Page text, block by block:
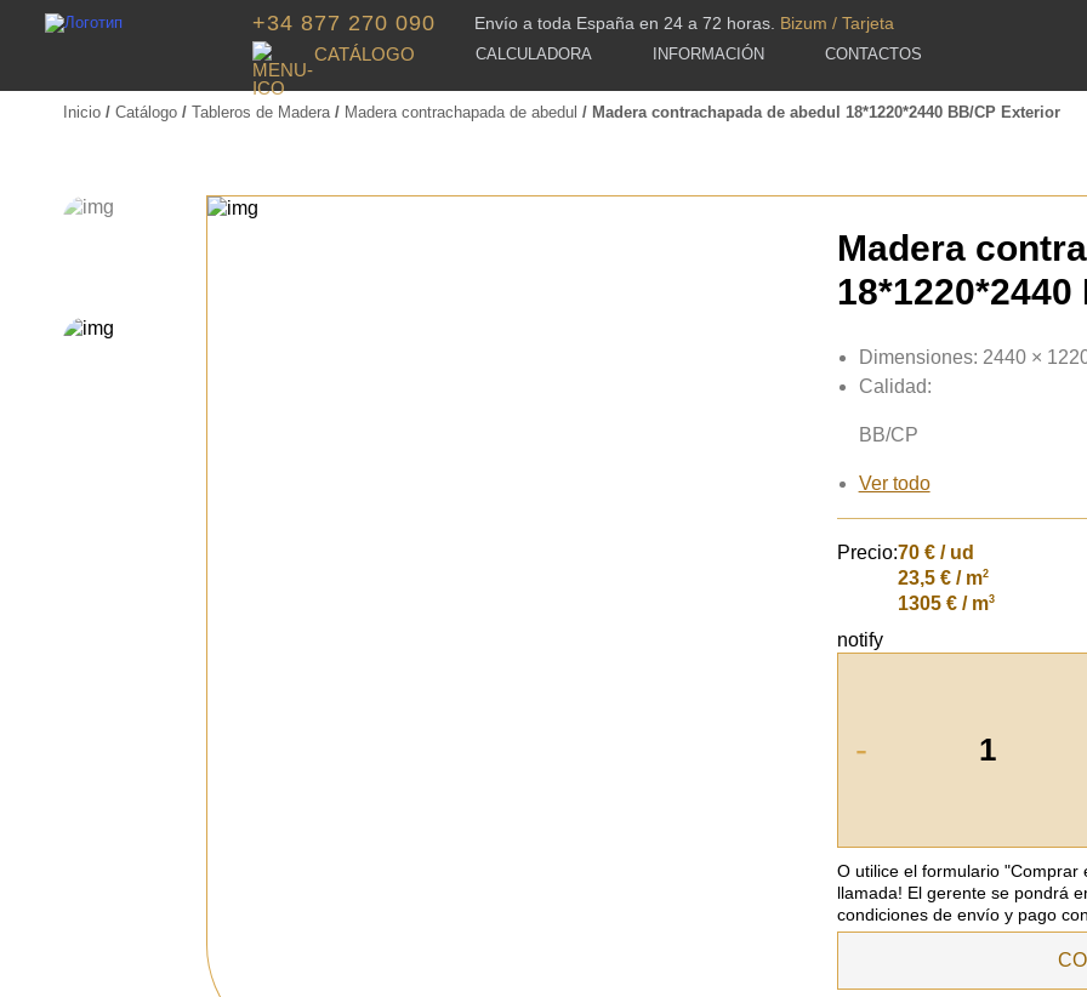
+34 877 270 090 Envío a toda España en 24 a 72 horas. Bizum / Tarjeta
CATÁLOGO
CALCULADORA INFORMACIÓN CONTACTOS
Inicio / Catálogo / Tableros de Madera/ Madera contrachapada de abedul / Madera contrachapada de abedul 18*1220*2440 BB/CP Exterior
Madera
Dimensiones: 2440 ×
Calidad:
BB/CP
Ver todo
Precio:70 € / ud
23,5 € / m2
1305 € / m3
notify
-
O utilice el formulario
llamada! El gerente se pondrá
condiciones de envío y pago